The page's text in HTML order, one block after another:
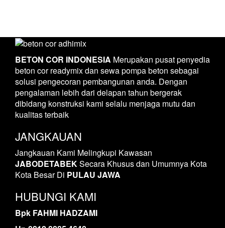
BETON COR INDONESIA Merupakan pusat penyedia
beton cor readymix dan sewa pompa beton sebagai
solusi pengecoran pembangunan anda. Dengan
pengalaman lebih dari delapan tahun bergerak
dibidang konstruksi kami selalu menjaga mutu dan
kualitas terbaik
JANGKAUAN
Jangkauan Kami Melingkupi Kawasan
JABODETABEKSecara Khusus dan Umumnya Kota
Kota Besar Di PULAU JAWA
HUBUNGI KAMI
Bpk FAHMI HADZAMI